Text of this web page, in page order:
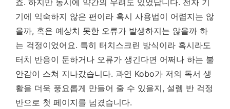
기에 익숙하지 않은 편이라 혹시 사용법이 어렵지는 않
을까, 혹은 예상치 못한 오류가 발생하지는 않을까 하
는 걱정이었어요. 특히 터치스크린 방식이라 혹시라도
터치 반응이 둔하거나 오류가 생긴다면 어쩌나 하는 불
안감이 스쳐 지나갔습니다. 과연 Kobo가 저의 독서 생
활을 더욱 풍요롭게 만들어 줄 수 있을지, 설렘 반 걱정
반으로 첫 페이지를 넘겼습니다.